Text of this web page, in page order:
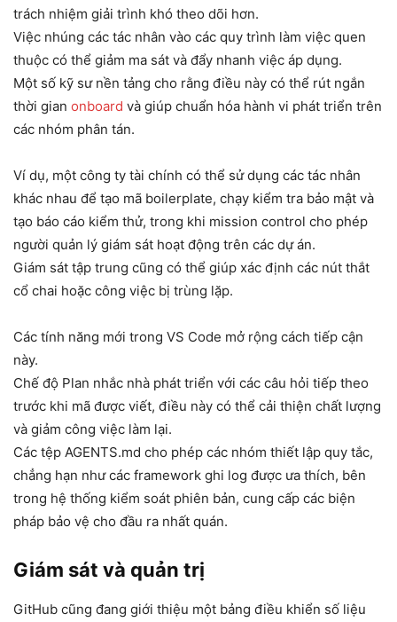
trách nhiệm giải trình khó theo dõi hơn.
Việc nhúng các tác nhân vào các quy trình làm việc quen
thuộc có thể giảm ma sát và đẩy nhanh việc áp dụng.
Một số kỹ sư nền tảng cho rằng điều này có thể rút ngắn
thời gian onboard và giúp chuẩn hóa hành vi phát triển trên
các nhóm phân tán.
Ví dụ, một công ty tài chính có thể sử dụng các tác nhân
khác nhau để tạo mã boilerplate, chạy kiểm tra bảo mật và
tạo báo cáo kiểm thử, trong khi mission control cho phép
người quản lý giám sát hoạt động trên các dự án.
Giám sát tập trung cũng có thể giúp xác định các nút thắt
cổ chai hoặc công việc bị trùng lặp.
Các tính năng mới trong VS Code mở rộng cách tiếp cận
này.
Chế độ Plan nhắc nhà phát triển với các câu hỏi tiếp theo
trước khi mã được viết, điều này có thể cải thiện chất lượng
và giảm công việc làm lại.
Các tệp AGENTS.md cho phép các nhóm thiết lập quy tắc,
chẳng hạn như các framework ghi log được ưa thích, bên
trong hệ thống kiểm soát phiên bản, cung cấp các biện
pháp bảo vệ cho đầu ra nhất quán.
Giám sát và quản trị
GitHub cũng đang giới thiệu một bảng điều khiển số liệu